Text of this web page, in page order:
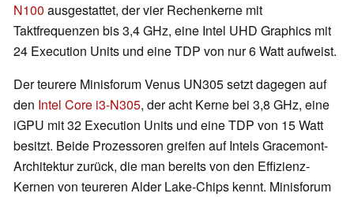
N100 ausgestattet, der vier Rechenkerne mit
Taktfrequenzen bis 3,4 GHz, eine Intel UHD Graphics mit
24 Execution Units und eine TDP von nur 6 Watt aufweist.
Der teurere Minisforum Venus UN305 setzt dagegen auf
den Intel Core i3-N305, der acht Kerne bei 3,8 GHz, eine
iGPU mit 32 Execution Units und eine TDP von 15 Watt
besitzt. Beide Prozessoren greifen auf Intels Gracemont-
Architektur zurück, die man bereits von den Effizienz-
Kernen von teureren Alder Lake-Chips kennt. Minisforum